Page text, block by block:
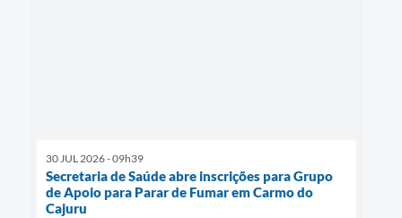
30 JUL 2026 - 09h39
Secretaria de Saúde abre inscrições para Grupo
de Apoio para Parar de Fumar em Carmo do
Cajuru